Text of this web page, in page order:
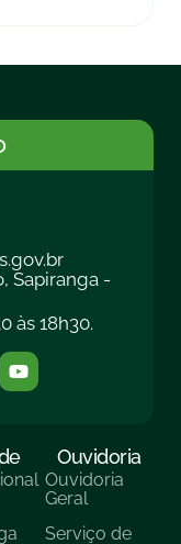
Sapiranga -
às 18h30.
Ouvidoria
Ouvidoria
Geral
Serviço de